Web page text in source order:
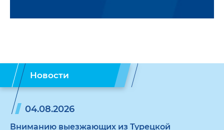
Новости
04.08.2026
Вниманию выезжающих из Турецкой